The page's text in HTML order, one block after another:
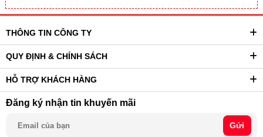
THÔNG TIN CÔNG TY
QUY ĐỊNH & CHÍNH SÁCH
HỖ TRỢ KHÁCH HÀNG
Đăng ký nhận tin khuyến mãi
Gửi